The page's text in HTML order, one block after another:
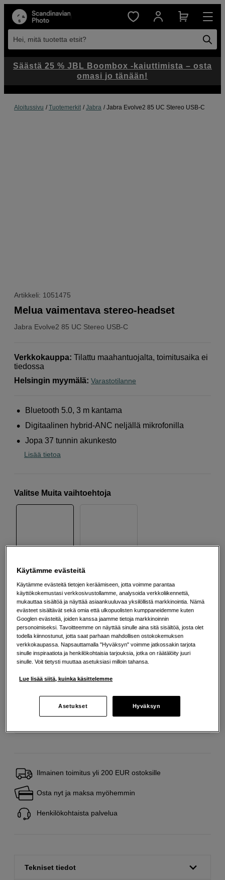
Hei, mitä tuotetta etsit?
Aloitussivu Tuotemerkit Jabra Jabra Evolve2 85 UC Stereo USB-C
Artikkeli: 1051475
Jabra Evolve2 85 UC Stereo USB-C
Melua vaimentava stereo-headset
Verkkokauppa: Tilattu maahantuojalta, toimitusaika ei
tiedossa
Helsingin myymälä: Varastotilanne
Bluetooth 5.0, 3 m kantama
Digitaalinen hybrid-ANC neljällä mikrofonilla
Jopa 37 tunnin akunkesto
Lisää tietoa
Valitse Muita vaihtoehtoja
429 EUR
Määrä
Lisää ostoskoriin
Maksa Svea-erämaksulla
Esimerkki: 36 kk, 15 EUR/kk, yhteensä 545 EUR, todellinen vuosikorko
Avausmaksu 5 EUR, laskutusmaksu 0 EUR/kk lisäksi
liittymien tekemistä ja uusien lainojen saamista. Apua saat kuntasi talous- ja
velkaneuvonnasta. Yhteystiedot löydät sivulta kkv.fi (avautuu uuteen
Ilmainen toimitus yli 200 EUR ostoksille
Osta nyt ja maksa myöhemmin
Henkilökohtaista palvelua
Tekniset tiedot
Säästä 25 % JBL Boombox -kaiuttimista – osta
omasi jo tänään!
Käytämme evästeitä
Käytämme evästeitä tietojen keräämiseen, jotta voimme parantaa
käyttökokemustasi verkkosivustollamme, analysoida verkkoliikennettä,
mukauttaa sisältöä ja näyttää asiaankuuluvaa yksilöllistä markkinointia. Nämä
evästeet sisältävät sekä omia että ulkopuolisten kumppaneidemme kuten
Googlen evästeitä, joiden kanssa jaamme tietoja markkinoinnin
personoimiseksi. Tavoitteemme on näyttää sinulle aina sitä sisältöä, josta olet
todella kiinnostunut, jotta saat parhaan mahdollisen ostokokemuksen
verkkokaupassa. Napsauttamalla "Hyväksyn" voimme jatkossakin tarjota
sinulle inspiraatiota ja henkilökohtaisia tarjouksia, jotka on räätälöity juuri
sinulle. Voit tietysti muuttaa asetuksiasi milloin tahansa.
Lue lisää siitä, kuinka käsittelemme
Asetukset Hyväksyn